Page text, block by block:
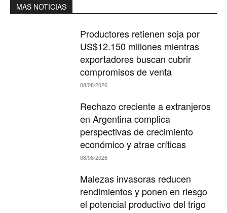
MAS NOTICIAS
Productores retienen soja por
US$12.150 millones mientras
exportadores buscan cubrir
compromisos de venta
08/08/2026
Rechazo creciente a extranjeros
en Argentina complica
perspectivas de crecimiento
económico y atrae críticas
08/08/2026
Malezas invasoras reducen
rendimientos y ponen en riesgo
el potencial productivo del trigo